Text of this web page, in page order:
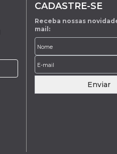
CADASTRE-SE
Receba nossas
mail:
Enviar